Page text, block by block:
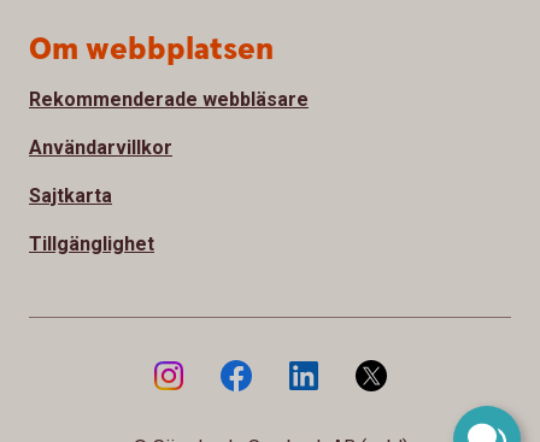
Om webbplatsen
Rekommenderade webbläsare
Användarvillkor
Sajtkarta
Tillgänglighet